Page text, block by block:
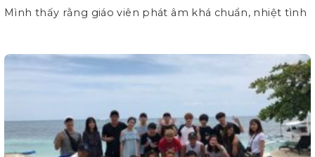
Mình thấy rằng giáo viên phát âm khá chuẩn, nhiệt tình